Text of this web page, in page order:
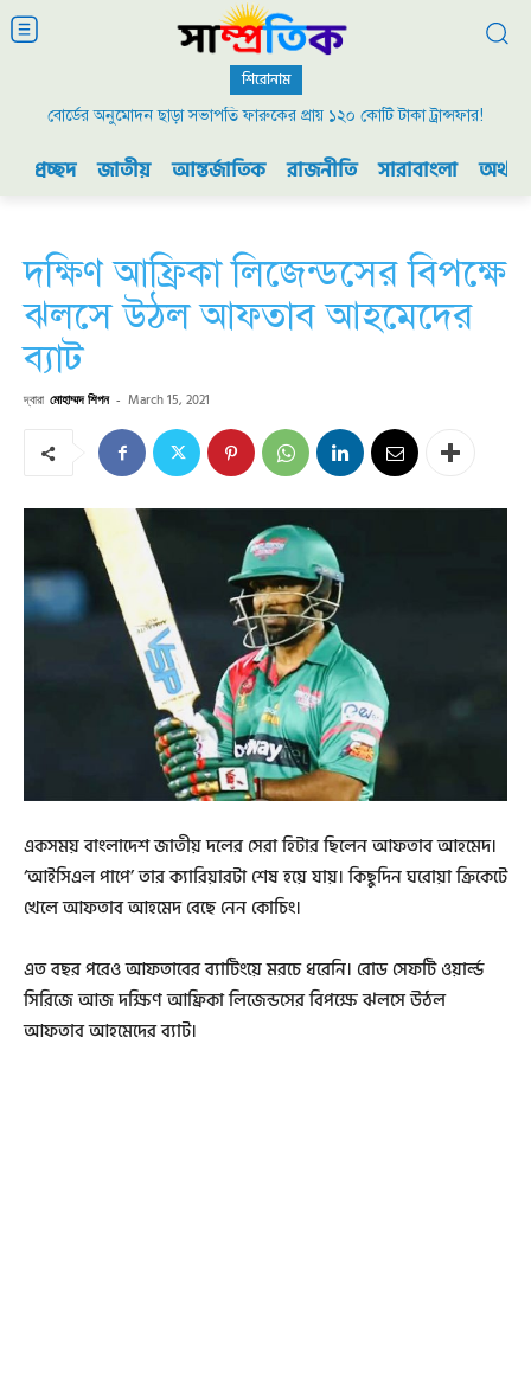
শিরোনাম
বোর্ডের অনুমোদন ছাড়া সভাপতি ফারুকের প্রায় ১২০ কোটি টাকা ট্রান্সফার!
প্রচ্ছদ জাতীয় আন্তর্জাতিক রাজনীতি সারাবাংলা
দক্ষিণ আফ্রিকা লিজেন্ডসের বিপক্ষে
ঝলসে উঠল আফতাব আহমেদের
ব্যাট
দ্বারা মোহাম্মদ শিপন - March 15, 2021
একসময় বাংলাদেশ জাতীয় দলের সেরা হিটার ছিলেন আফতাব আহমেদ।
‘আইসিএল পাপে’ তার ক্যারিয়ারটা শেষ হয়ে যায়। কিছুদিন ঘরোয়া ক্রিকেটে
খেলে আফতাব আহমেদ বেছে নেন কোচিং।
এত বছর পরেও আফতাবের ব্যাটিংয়ে মরচে ধরেনি। রোড সেফটি ওয়ার্ল্ড
সিরিজে আজ দক্ষিণ আফ্রিকা লিজেন্ডসের বিপক্ষে ঝলসে উঠল
আফতাব আহমেদের ব্যাট।